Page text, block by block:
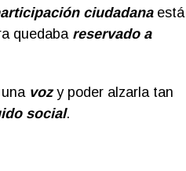
ciudadana está
quedaba reservado a
vozy poder alzarla tan
social.